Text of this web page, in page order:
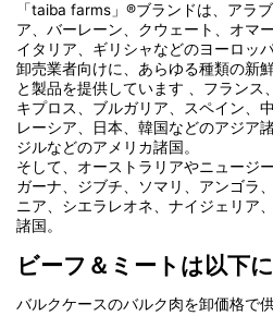
「taiba farms」®ブランドは、アラ
ア、バーレーン、クウェート、オマ
イタリア、ギリシャなどのヨーロッ
卸売業者向けに、あらゆる種類の新
と製品を提供しています 、フランス
キプロス、ブルガリア、スペイン、
レーシア、日本、韓国などのアジア
ジルなどのアメリカ諸国。
そして、オーストラリアやニュージ
ガーナ、ジブチ、ソマリ、アンゴラ
ニア、シエラレオネ、ナイジェリア
諸国。
ビーフ＆ミートは以下
バルクケースのバルク肉を卸価格で